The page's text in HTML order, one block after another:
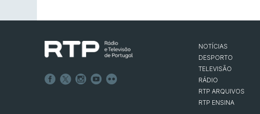
NOTÍCIAS
DESPORTO
TELEVISÃO
RÁDIO
RTP ARQUIVOS
RTP ENSINA